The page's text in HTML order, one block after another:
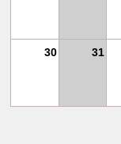
30 31